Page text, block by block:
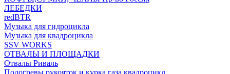
ЛЕБЕДКИ
redBTR
Музыка для гидроцикла
Музыка для квадроцикла
SSV WORKS
ОТВАЛЫ И ПЛОЩАДКИ
Отвалы Риваль
Подогревы рукояток и курка газа квадроцикл